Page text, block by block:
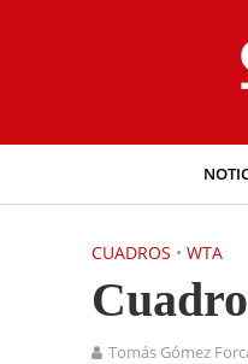
CUADROS • WTA
Tomás Gómez